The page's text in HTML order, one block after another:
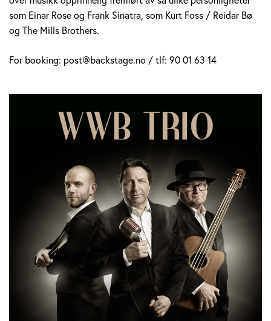
som Einar Rose og Frank Sinatra, som Kurt Foss / Reidar Bø
og The Mills Brothers.
For booking: post@backstage.no / tlf: 90 01 63 14